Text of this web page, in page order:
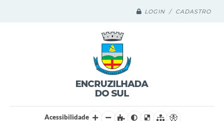
LOGIN / CADASTRO
Acessibilidade